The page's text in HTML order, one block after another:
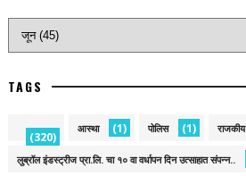
TAGS
(320)
आस्था (1) पोलिस (1) राजकीय
लुब्रॉल इंडस्ट्रीज प्रा.लि. चा १० वा वर्धापन दिन उत्साहात संपन्न..